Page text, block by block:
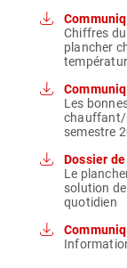
Chiffres
plancher
Les
chauffant/
semestre
Dossier
Le
solution
quotidien